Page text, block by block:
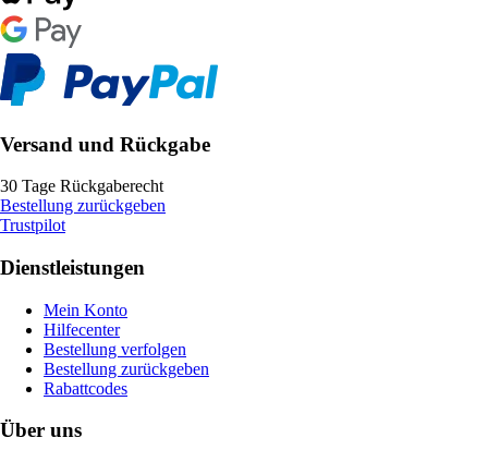
Versand und Rückgabe
30 Tage Rückgaberecht
Bestellung zurückgeben
Trustpilot
Dienstleistungen
Mein Konto
Hilfecenter
Bestellung verfolgen
Bestellung zurückgeben
Rabattcodes
Über uns